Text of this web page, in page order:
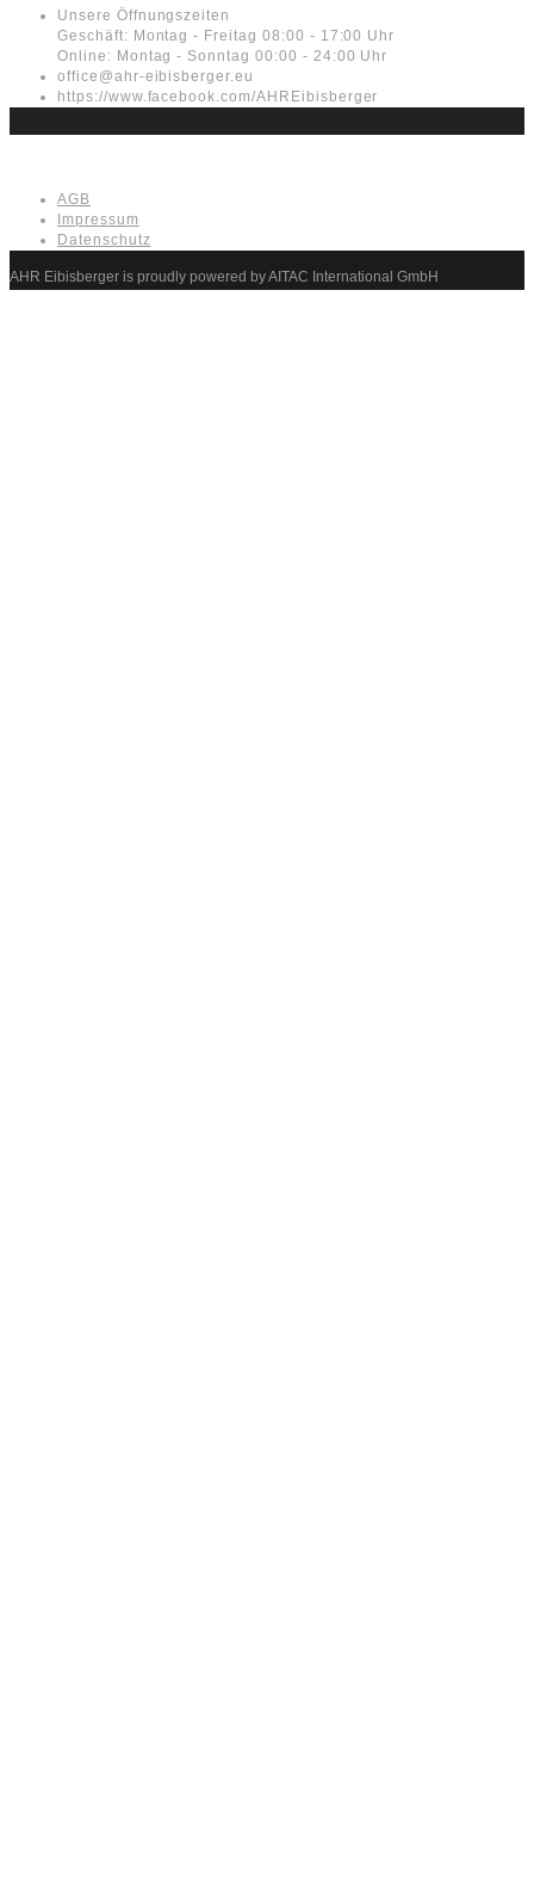
Unsere Öffnungszeiten
Geschäft: Montag - Freitag 08:00 - 17:00 Uhr
Online: Montag - Sonntag 00:00 - 24:00 Uhr
office@ahr-eibisberger.eu
https://www.facebook.com/AHREibisberger
AGB
Impressum
Datenschutz
AHR Eibisberger is proudly powered by AITAC International GmbH